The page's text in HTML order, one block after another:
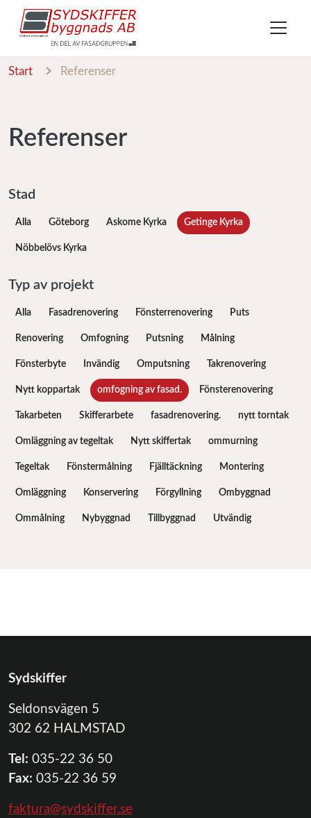
Start Referenser
Referenser
Stad
Alla Göteborg Askome Kyrka Getinge Kyrka
Nöbbelövs Kyrka
Typ av projekt
Alla Fasadrenovering Fönsterrenovering Puts
Renovering Omfogning Putsning Målning
Fönsterbyte Invändig Omputsning Takrenovering
Nytt koppartak omfogning av fasad. Fönsterenovering
Takarbeten Skifferarbete fasadrenovering. nytt torntak
Omläggning av tegeltak Nytt skiffertak ommurning
Tegeltak Fönstermålning Fjälltäckning Montering
Omläggning Konservering Förgyllning Ombyggnad
Ommålning Nybyggnad Tillbyggnad Utvändig
Sydskiffer
Seldonsvägen 5
302 62 HALMSTAD
Tel: 035-22 36 50
Fax: 035-22 36 59
faktura@sydskiffer.se